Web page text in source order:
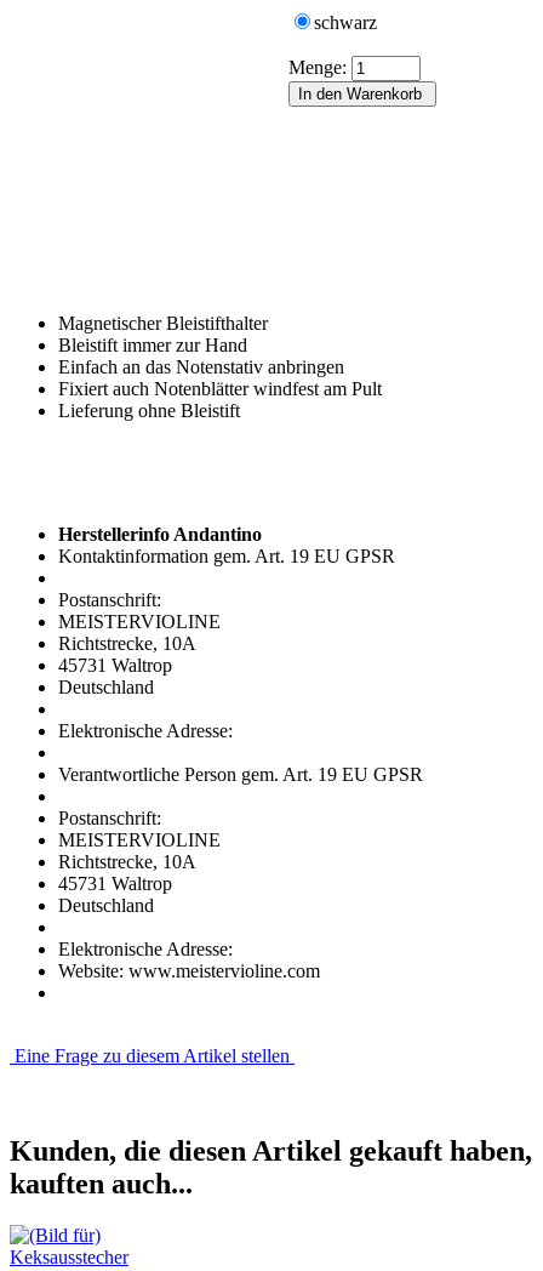
schwarz
Menge:
Magnetischer Bleistifthalter
Bleistift immer zur Hand
Einfach an das Notenstativ anbringen
Fixiert auch Notenblätter windfest am Pult
Lieferung ohne Bleistift
Herstellerinfo Andantino
Kontaktinformation gem. Art. 19 EU GPSR
Postanschrift:
MEISTERVIOLINE
Richtstrecke, 10A
45731 Waltrop
Deutschland
Elektronische Adresse:
Verantwortliche Person gem. Art. 19 EU GPSR
Postanschrift:
MEISTERVIOLINE
Richtstrecke, 10A
45731 Waltrop
Deutschland
Elektronische Adresse:
Website: www.meistervioline.com
Eine Frage zu diesem Artikel stellen
Kunden, die diesen Artikel gekauft haben,
kauften auch...